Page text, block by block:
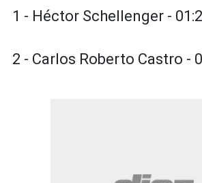
1 - Héctor Schellenger -
2 - Carlos Roberto Castro -